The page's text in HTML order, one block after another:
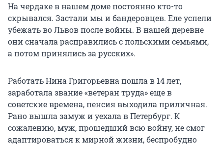
На чердаке в нашем доме постоянно кто-то
скрывался. Застали мы и бандеровцев. Еле успели
убежать во Львов после войны. В нашей деревне
они сначала расправились с польскими семьями,
а потом принялись за русских».
Работать Нина Григорьевна пошла в 14 лет,
заработала звание «ветеран труда» еще в
советские времена, пенсия выходила приличная.
Рано вышла замуж и уехала в Петербург. К
сожалению, муж, прошедший всю войну, не смог
адаптироваться к мирной жизни, беспробудно